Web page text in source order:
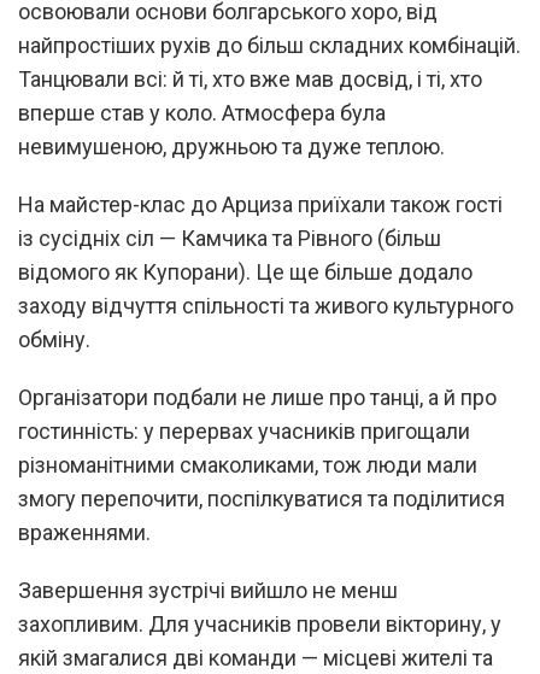
освоювали основи болгарського хоро, від
найпростіших рухів до більш складних комбінацій.
Танцювали всі: й ті, хто вже мав досвід, і ті, хто
вперше став у коло. Атмосфера була
невимушеною, дружньою та дуже теплою.
На майстер-клас до Арциза приїхали також гості
із сусідніх сіл — Камчика та Рівного (більш
відомого як Купорани). Це ще більше додало
заходу відчуття спільності та живого культурного
обміну.
Організатори подбали не лише про танці, а й про
гостинність: у перервах учасників пригощали
різноманітними смаколиками, тож люди мали
змогу перепочити, поспілкуватися та поділитися
враженнями.
Завершення зустрічі вийшло не менш
захопливим. Для учасників провели вікторину, у
якій змагалися дві команди — місцеві жителі та